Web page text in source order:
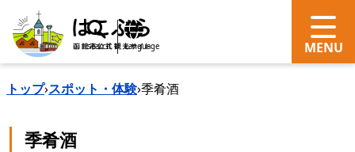
search Language
トップ›スポット・体験›季肴酒
季肴酒